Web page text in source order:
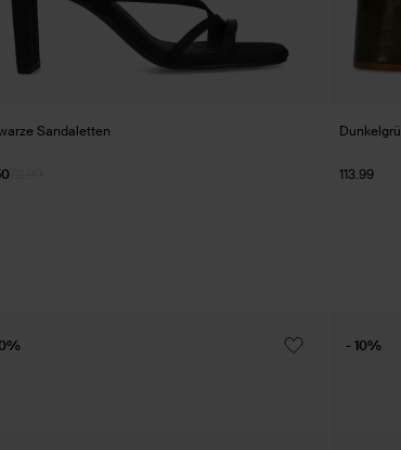
Sandaletten
113.99
- 10%